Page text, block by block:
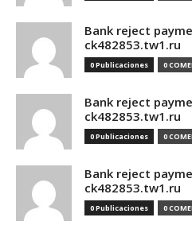
Bank reject
ck482853.tw1.ru
0 Publicaciones 0
Bank reject
ck482853.tw1.ru
0 Publicaciones 0
Bank reject
ck482853.tw1.ru
0 Publicaciones 0